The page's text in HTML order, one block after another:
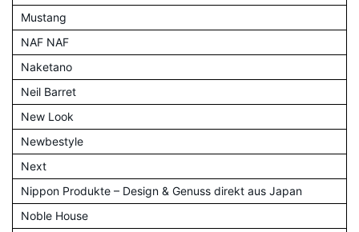
Mustang
NAF NAF
Naketano
Neil Barret
New Look
Newbestyle
Next
Nippon Produkte – Design & Genuss direkt aus Japan
Noble House